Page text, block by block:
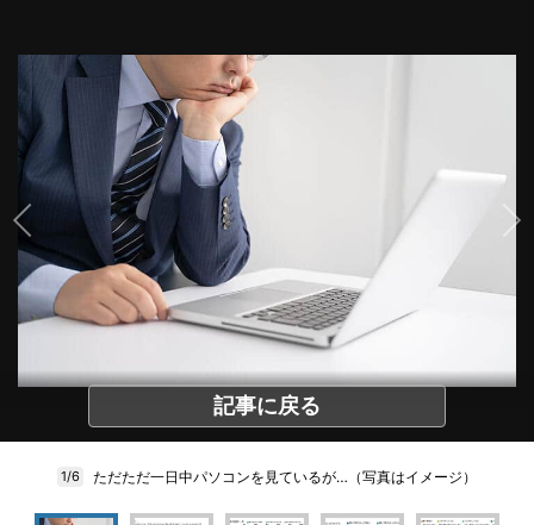
記事に戻る
1/6 ただただ一日中パソコンを見ているが…（写真はイメージ）